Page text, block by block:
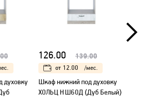
духовку
126.00 139.00
от 12.00 /мес.
Шкаф нижний под духовку
ХОЛЬЦ НШ60Д (Дуб Белый)